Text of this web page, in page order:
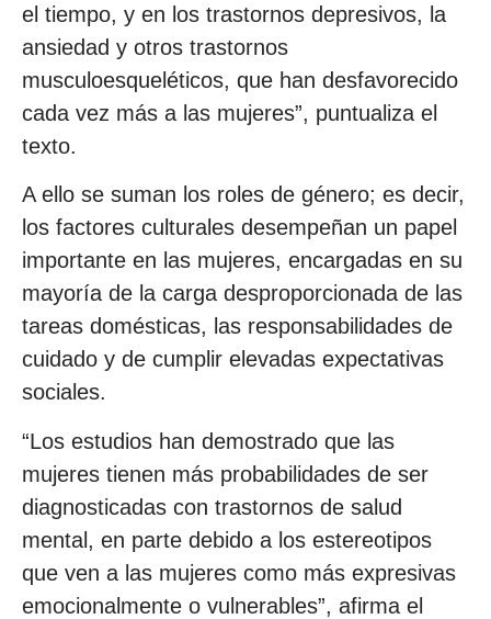
el tiempo, y en los trastornos depresivos, la
ansiedad y otros trastornos
musculoesqueléticos, que han desfavorecido
cada vez más a las mujeres”, puntualiza el
texto.
A ello se suman los roles de género; es decir,
los factores culturales desempeñan un papel
importante en las mujeres, encargadas en su
mayoría de la carga desproporcionada de las
tareas domésticas, las responsabilidades de
cuidado y de cumplir elevadas expectativas
sociales.
“Los estudios han demostrado que las
mujeres tienen más probabilidades de ser
diagnosticadas con trastornos de salud
mental, en parte debido a los estereotipos
que ven a las mujeres como más expresivas
emocionalmente o vulnerables”, afirma el